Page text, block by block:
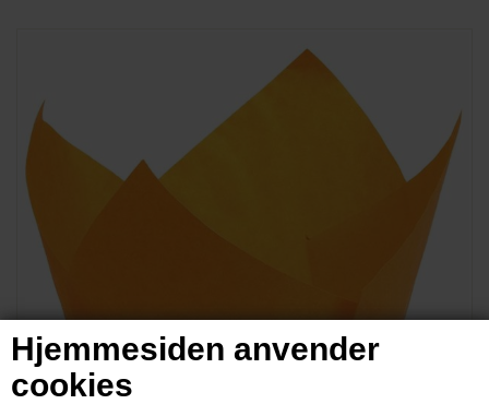
Hjemmesiden anvender
cookies